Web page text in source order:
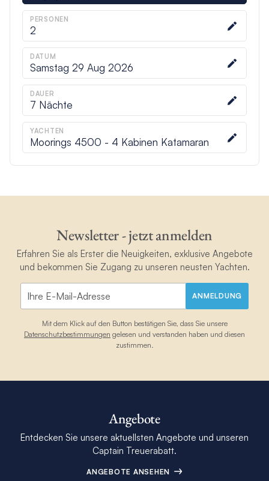
PERSONEN
2
DATUM
Samstag 29 Aug 2026
DAUER
7 Nächte
YACHTEN
Moorings 4500 - 4 Kabinen Katamaran
Newsletter - jetzt anmelden
Erfahren Sie als Erster die Neuigkeiten, exklusive Angebote
und bekommen Sie Zugang zu unseren neusten Yachten.
ANMELDUNG
Mit dem Klick auf den Button bestätigen Sie, dass Sie unsere
Datenschutzbestimmungen gelesen und verstanden haben und diesen
zustimmen.
Angebote
Entdecken Sie unsere aktuellsten Angebote und unseren
Captain Treuerabatt.
ANGEBOTE ANSEHEN